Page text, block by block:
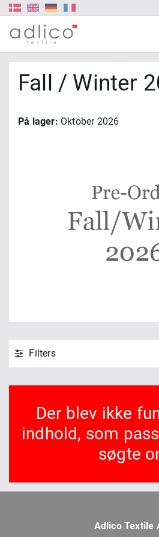
Fall / Winter
På lager: Oktober 2026
Filters
Der blev ikke
indhold, som
søgte
Adlico Textile